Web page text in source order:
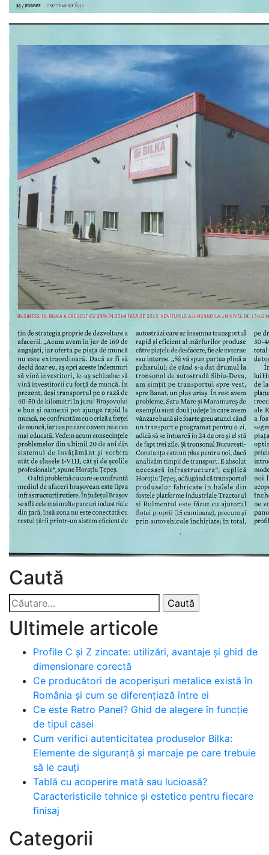
Caută
Caută
după:
Ultimele articole
Profile C și Z zincate: utilizări, avantaje și ghid de
dimensionare corectă
Ce producători de acoperișuri metalice există în
România și cum se diferențiază între ei
Ce este Retro Panel? Ghid de alegere în funcție
de tipul casei
Cum verifici autenticitatea produselor Bilka:
Elemente de siguranță și marcaje pe care trebuie
să le cauți
Tablă cu acoperire mată sau lucioasă?
Caracteristicile tehnice și estetice pentru fiecare
finisaj
Categorii